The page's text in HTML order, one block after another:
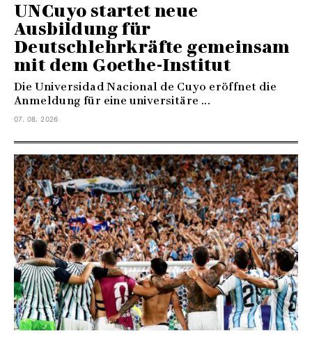
UNCuyo startet neue
Ausbildung für
Deutschlehrkräfte gemeinsam
mit dem Goethe-Institut
Die Universidad Nacional de Cuyo eröffnet die
Anmeldung für eine universitäre ...
07. 08. 2026